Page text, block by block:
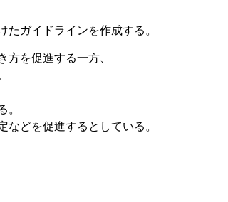
ガイドラインを作成する。
を促進する一方、
。
どを促進するとしている。